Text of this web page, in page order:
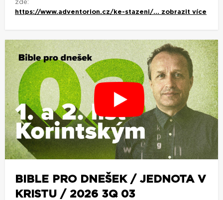
zde:
https://www.adventorion.cz/ke-stazeni/... zobrazit více
BIBLE PRO DNEŠEK / JEDNOTA V
KRISTU / 2026 3Q 03